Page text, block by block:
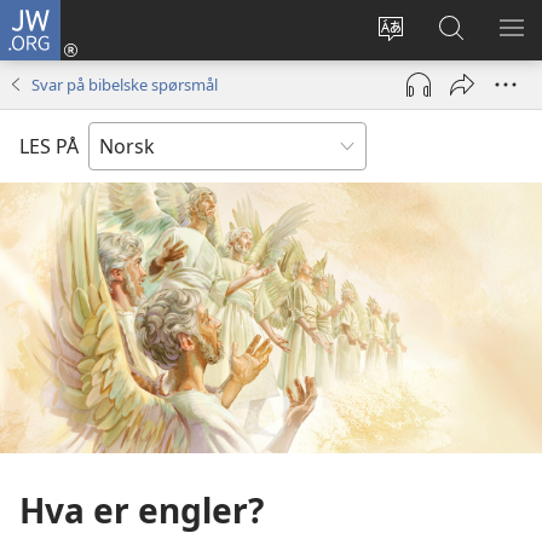
JW.ORG
Endre
språk
Logg
inn
(åpner
vindu)
Søk
på
JW.ORG
VIS
Svar på bibelske spørsmål
LES PÅ
Hva er engler?